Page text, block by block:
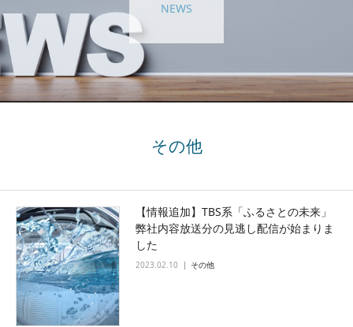
NEWS
その他
【情報追加】TBS系「ふるさとの未来」
弊社内容放送分の見逃し配信が始まりま
した
2023.02.10 その他
お知らせ
採用情報